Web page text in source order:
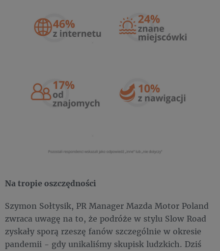
Na tropie oszczędności
Szymon Sołtysik, PR Manager Mazda Motor Poland
zwraca uwagę na to, że podróże w stylu Slow Road
zyskały sporą rzeszę fanów szczególnie w okresie
pandemii - gdy unikaliśmy skupisk ludzkich. Dziś